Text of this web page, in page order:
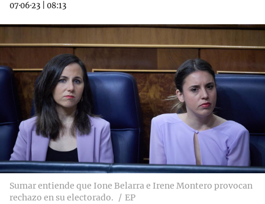
07·06·23 08:13
Sumar entiende que Ione Belarra e Irene Montero provocan
rechazo en su electorado.
EP